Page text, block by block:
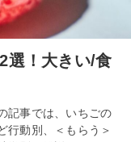
選！大きい/食
記事では、いちごの
行動別、＜もらう＞